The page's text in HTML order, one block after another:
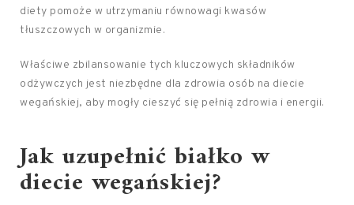
diety pomoże w utrzymaniu równowagi kwasów
tłuszczowych w organizmie.
Właściwe zbilansowanie tych kluczowych składników
odżywczych jest niezbędne dla zdrowia osób na diecie
wegańskiej, aby mogły cieszyć się pełnią zdrowia i energii.
Jak uzupełnić białko w
diecie wegańskiej?